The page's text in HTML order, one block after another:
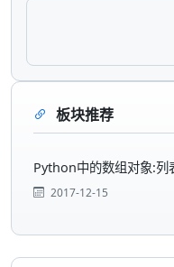
板块推荐
Python中的数组对象:
2017-12-15